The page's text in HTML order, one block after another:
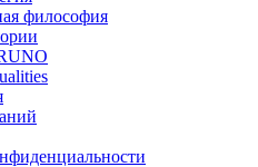
философия